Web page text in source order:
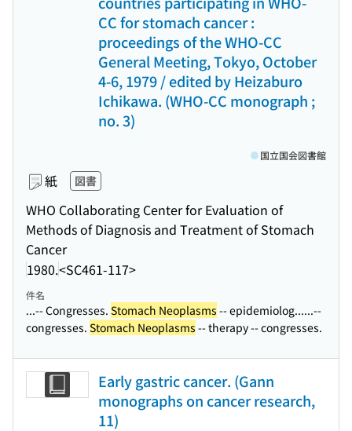
CC for stomach cancer :
proceedings of the WHO-CC
General Meeting, Tokyo, October
4-6, 1979 / edited by Heizaburo
Ichikawa. (WHO-CC monograph ;
no. 3)
紙 図書
WHO Collaborating Center for Evaluation of
Methods of Diagnosis and Treatment of Stomach
Cancer
1980.<SC461-117>
国立国会図書館
件名
...-- Congresses. Stomach Neoplasms -- epidemiolog......--
congresses. Stomach Neoplasms -- therapy -- congresses.
Early gastric cancer. (Gann
monographs on cancer research,
11)